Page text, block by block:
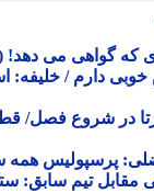
گواهی می دهد!
دارم / خلیفه:
در شروع فصل/ قطع
همه
سالگی مقابل تیم سابق: